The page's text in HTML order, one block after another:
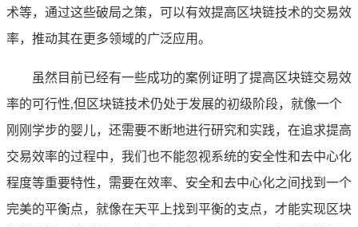
术等，通过这些破局之策，可以有效提高区块链技术的交易效
率，推动其在更多领域的广泛应用。
虽然目前已经有一些成功的案例证明了提高区块链交易效
率的可行性,但区块链技术仍处于发展的初级阶段，就像一个
刚刚学步的婴儿，还需要不断地进行研究和实践，在追求提高
交易效率的过程中，我们也不能忽视系统的安全性和去中心化
程度等重要特性，需要在效率、安全和去中心化之间找到一个
完美的平衡点，就像在天平上找到平衡的支点，才能实现区块